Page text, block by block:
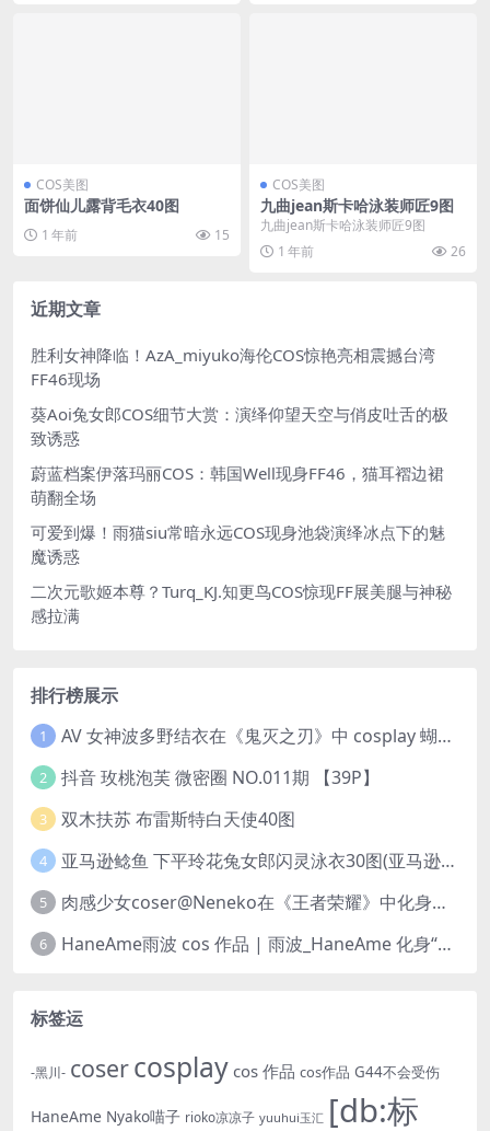
COS美图
面饼仙儿露背毛衣40图
1 年前 15
COS美图
九曲jean斯卡哈泳装师匠9图
九曲jean斯卡哈泳装师匠9图
1 年前
26
近期文章
胜利女神降临！AzA_miyuko海伦COS惊艳亮相震撼台湾
FF46现场
葵Aoi兔女郎COS细节大赏：演绎仰望天空与俏皮吐舌的极
致诱惑
蔚蓝档案伊落玛丽COS：韩国Well现身FF46，猫耳褶边裙
萌翻全场
可爱到爆！雨猫siu常暗永远COS现身池袋演绎冰点下的魅
魔诱惑
二次元歌姬本尊？Turq_KJ.知更鸟COS惊现FF展美腿与神秘
感拉满
排行榜展示
1 AV 女神波多野结衣在《鬼灭之刃》中 cosplay 蝴蝶忍 Kochou Shinobu
2 抖音 玫桃泡芙 微密圈 NO.011期 【39P】
3 双木扶苏 布雷斯特白天使40图
4 亚马逊鲶鱼 下平玲花兔女郎闪灵泳衣30图(亚马逊巨型鲶鱼视频)
5 肉感少女coser@Neneko在《王者荣耀》中化身魅力迷人的貂蝉
6 HaneAme雨波 cos 作品 | 雨波_HaneAme 化身“美丽女神”阿佛洛狄忒
标签运
-黑川- cosercosplay cos 作品 cos作品 G44不会受伤
HaneAme Nyako喵子 rioko凉凉子 yuuhui玉汇 [db:标